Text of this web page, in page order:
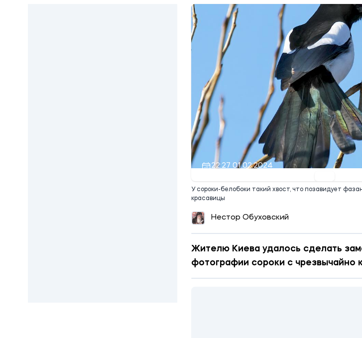
22:27 01.02.2024
У сороки-белобоки такий хвост, что позавидует
красавицы
Нестор Обуховский
Жителю Киева удалось сделать
фотографии сороки с чрезвычайно